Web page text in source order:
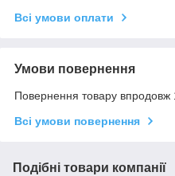
Всі умови оплати
Умови повернення
Повернення товару впродовж
Всі умови повернення
Подібні товари компанії